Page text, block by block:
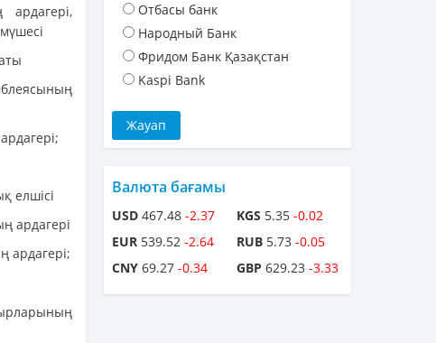
елшісі
ардагері
ардагері;
Отбасы банк
Народный Банк
Фридом Банк Қазақстан
Kaspi Bank
Валюта бағамы
USD 467.48 -2.37
EUR 539.52 -2.64
CNY 69.27 -0.34
KGS 5.35 -0.02
RUB 5.73 -0.05
GBP 629.23 -3.33